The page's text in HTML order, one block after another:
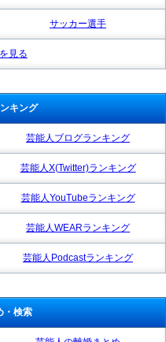
サッカー選手
見る
キング
芸能人ブログランキング
芸能人X(Twitter)ランキング
芸能人YouTubeランキング
芸能人WEARランキング
芸能人Podcastランキング
・検索